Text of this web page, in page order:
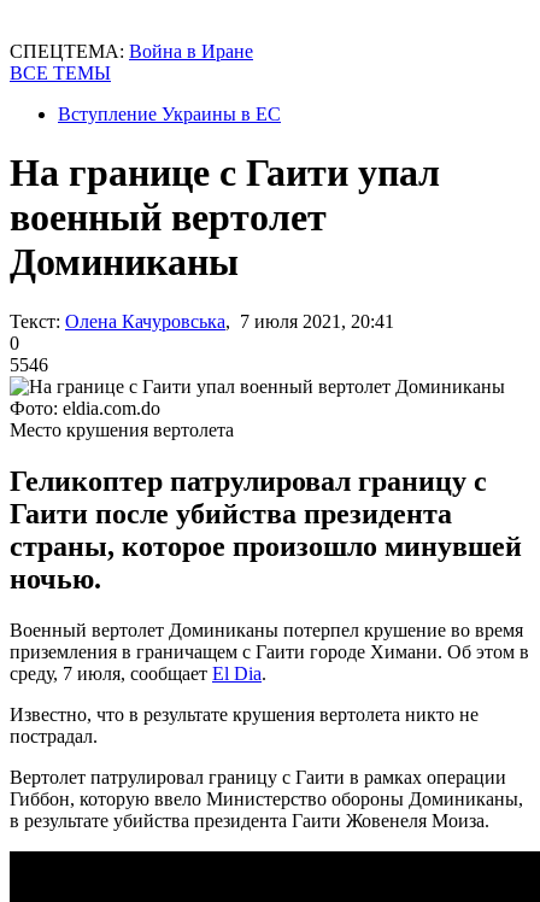
СПЕЦТЕМА: Война в Иране
ВСЕ ТЕМЫ
Вступление Украины в ЕС
На границе с Гаити упал
военный вертолет
Доминиканы
Текст: Олена Качуровська, 7 июля 2021, 20:41
0
5546
Фото: eldia.com.do
Место крушения вертолета
Геликоптер патрулировал границу с
Гаити после убийства президента
страны, которое произошло минувшей
ночью.
Военный вертолет Доминиканы потерпел крушение во время
приземления в граничащем с Гаити городе Химани. Об этом в
среду, 7 июля, сообщает El Dia.
Известно, что в результате крушения вертолета никто не
пострадал.
Вертолет патрулировал границу с Гаити в рамках операции
Гиббон, которую ввело Министерство обороны Доминиканы,
в результате убийства президента Гаити Жовенеля Моиза.